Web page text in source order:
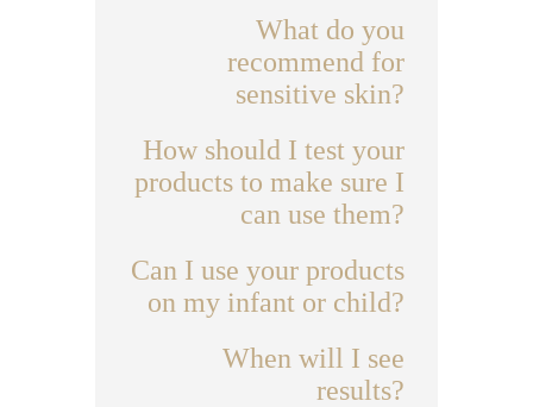
What do you
recommend for
sensitive skin?
How should I test your
products to make sure I
can use them?
Can I use your products
on my infant or child?
When will I see
results?